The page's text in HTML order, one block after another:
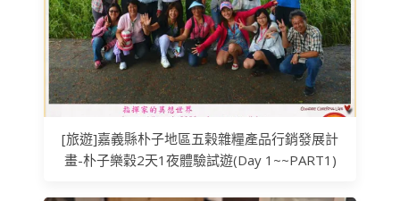
[旅遊]嘉義縣朴子地區五榖雜糧產品行銷發展計
畫-朴子樂穀2天1夜體驗試遊(Day 1~~PART1)